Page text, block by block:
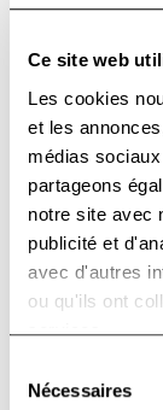
Ce site web
Les cookies
et les
médias
partageons
notre site avec
publicité et
avec d'autres
ou qu'ils ont
services.
Nécessaires
Fondation
Sous le Haut
Sa Majesté la
Avenue Huart
1030 Bruxelles
Accès